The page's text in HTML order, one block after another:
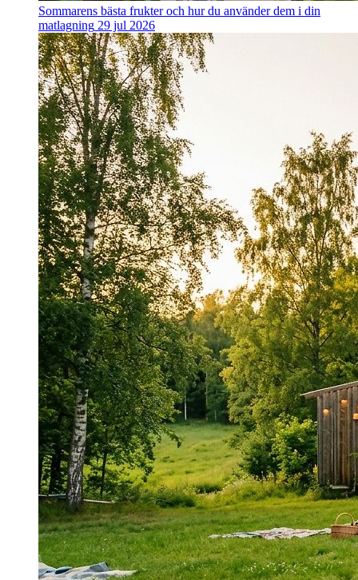
Sommarens bästa frukter och hur du använder dem i din
matlagning 29 jul 2026